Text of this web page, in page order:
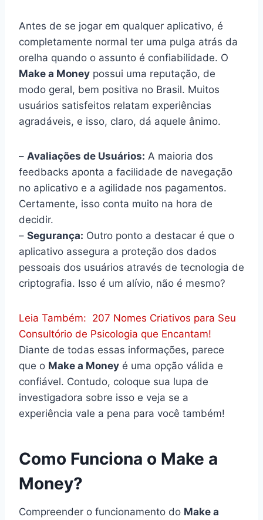
Antes de se jogar em qualquer aplicativo, é
completamente normal ter uma pulga atrás da
orelha quando o assunto é confiabilidade. O
Make a Money possui uma reputação, de
modo geral, bem positiva no Brasil. Muitos
usuários satisfeitos relatam experiências
agradáveis, e isso, claro, dá aquele ânimo.
– Avaliações de Usuários: A maioria dos
feedbacks aponta a facilidade de navegação
no aplicativo e a agilidade nos pagamentos.
Certamente, isso conta muito na hora de
decidir.
– Segurança: Outro ponto a destacar é que o
aplicativo assegura a proteção dos dados
pessoais dos usuários através de tecnologia de
criptografia. Isso é um alívio, não é mesmo?
Leia Também: 207 Nomes Criativos para Seu
Consultório de Psicologia que Encantam!
Diante de todas essas informações, parece
que o Make a Money é uma opção válida e
confiável. Contudo, coloque sua lupa de
investigadora sobre isso e veja se a
experiência vale a pena para você também!
Como Funciona o Make a
Money?
Compreender o funcionamento do Make a